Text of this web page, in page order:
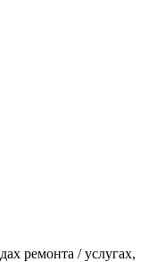
ремонта / услугах,